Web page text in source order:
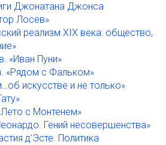
Джонатана Джонса
Лосев»
реализм XIX века: общество,
«Иван Пуни»
«Рядом с Фальком»
искусстве и не только»
с Монтенем»
Гений несовершенства»
д’Эсте. Политика